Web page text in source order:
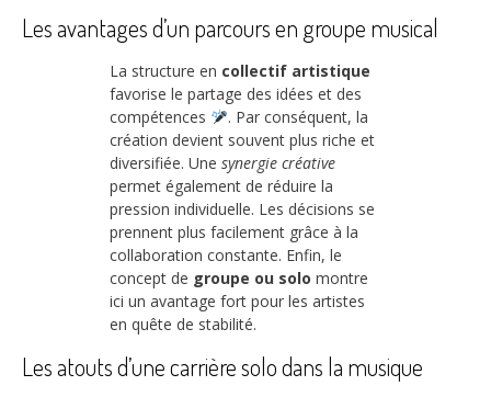
Les avantages d’un parcours en groupe musical
La structure en collectif artistique
favorise le partage des idées et des
compétences
. Par conséquent, la
création devient souvent plus riche et
diversifiée. Une synergie créative
permet également de réduire la
pression individuelle. Les décisions se
prennent plus facilement grâce à la
collaboration constante. Enfin, le
concept de groupe ou solo montre
ici un avantage fort pour les artistes
en quête de stabilité.
Les atouts d’une carrière solo dans la musique